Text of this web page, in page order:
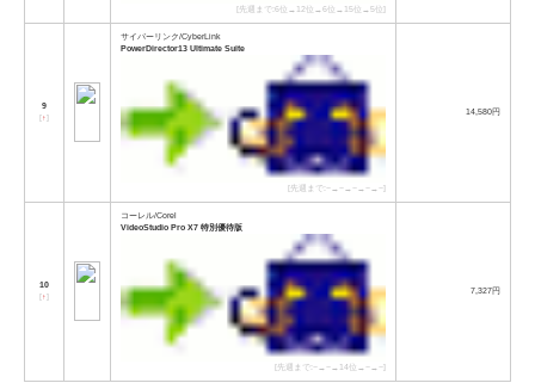
[先週まで:6位→12位→6位→15位→5位]
9
[↑]
サイバーリンク/CyberLink
PowerDirector13 Ultimate Suite
[先週まで:−→−→−→−→−]
14,580円
10
[↑]
コーレル/Corel
VideoStudio Pro X7 特別優待版
[先週まで:−→−→14位→−→−]
7,327円